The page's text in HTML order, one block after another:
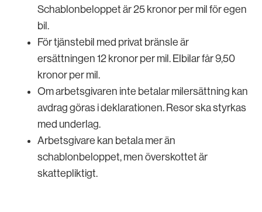
Schablonbeloppet är 25 kronor per mil för egen
bil.
För tjänstebil med privat bränsle är
ersättningen 12 kronor per mil. Elbilar får 9,50
kronor per mil.
Om arbetsgivaren inte betalar milersättning kan
avdrag göras i deklarationen. Resor ska styrkas
med underlag.
Arbetsgivare kan betala mer än
schablonbeloppet, men överskottet är
skattepliktigt.